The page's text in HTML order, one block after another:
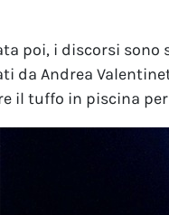
poi, i discorsi sono
da Andrea
il tuffo in piscina